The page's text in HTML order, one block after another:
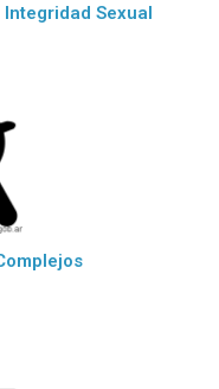
Sexual